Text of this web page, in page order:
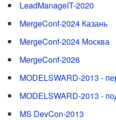
LeadManageIT-2020
MergeConf-2024 Казань
MergeConf-2024 Москва
MergeConf-2026
MODELSWARD-2013 -
MODELSWARD-2013 -
MS DevCon-2013